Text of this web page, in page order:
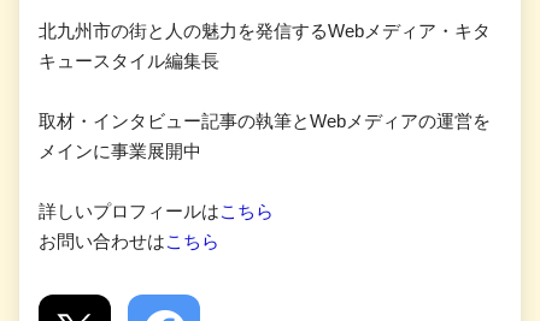
北九州市の街と人の魅力を発信するWebメディア・キタ
キュースタイル編集長
取材・インタビュー記事の執筆とWebメディアの運営を
メインに事業展開中
詳しいプロフィールはこちら
お問い合わせはこちら